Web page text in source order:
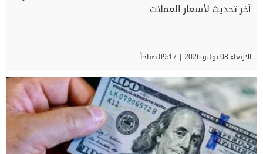
آخر تحديث لأسعار العملات
الاربعاء 08 يوليو 2026 | 09:17 صباحاً